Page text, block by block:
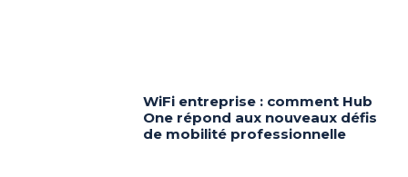
WiFi entreprise : comment Hub
One répond aux nouveaux défis
de mobilité professionnelle